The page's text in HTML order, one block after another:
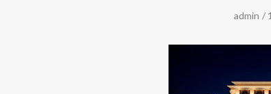
admin /